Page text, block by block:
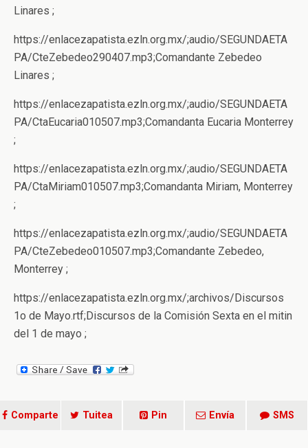
Linares ;
https://enlacezapatista.ezln.org.mx/;audio/SEGUNDAETA
PA/CteZebedeo290407.mp3;Comandante Zebedeo
Linares ;
https://enlacezapatista.ezln.org.mx/;audio/SEGUNDAETA
PA/CtaEucaria010507.mp3;Comandanta Eucaria Monterrey
;
https://enlacezapatista.ezln.org.mx/;audio/SEGUNDAETA
PA/CtaMiriam010507.mp3;Comandanta Miriam, Monterrey
;
https://enlacezapatista.ezln.org.mx/;audio/SEGUNDAETA
PA/CteZebedeo010507.mp3;Comandante Zebedeo,
Monterrey ;
https://enlacezapatista.ezln.org.mx/;archivos/Discursos
1o de Mayo.rtf;Discursos de la Comisión Sexta en el mitin
del 1 de mayo ;
Comparte Tuitea Pin Envía SMS